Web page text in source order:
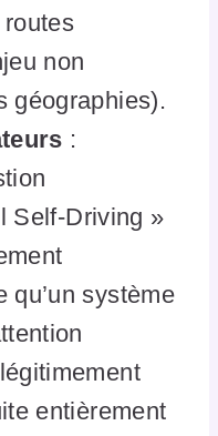
non
géographies).
:
Self-Driving »
qu’un système
entièrement